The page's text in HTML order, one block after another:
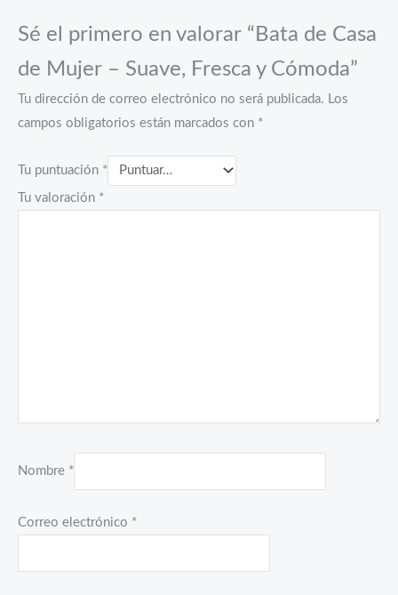
Sé el primero en valorar “Bata de Casa
de Mujer – Suave, Fresca y Cómoda”
Tu dirección de correo electrónico no será publicada. Los
campos obligatorios están marcados con *
Tu puntuación *
Tu valoración *
Nombre *
Correo electrónico *